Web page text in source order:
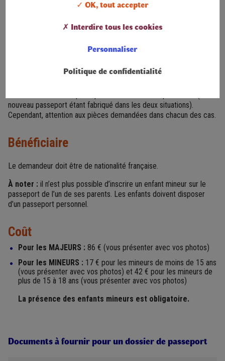
Le passeport est un document de voyage individuel qui permet à
nouveau passeport étant fabriqué dans les deux situations).
Cependant, attention aux pièces demandées dans chacun des cas.
Bénéficiaire
Le demandeur doit être de nationalité française.
À noter : il n’est plus possible d’inscrire un enfant mineur sur le
passeport de l’un de ses parents. Les enfants doivent disposer
d’un passeport personnel.
Coût
Pour les MAJEURS : 86 € (vous présenter avec vos photos)
Pour les MINEURS : 17 € pour les mineurs de moins de 15 ans
(vous présenter avec vos photos) et 42 € pour les mineurs de
plus de 15 à 18 ans (vous présenter avec vos photos)
La présence des enfants mineurs est obligatoire.
Documents à fournir pour un dossier de passeport
✓ OK, tout accepter
✗ Interdire tous les cookies
Personnaliser
Politique de confidentialité